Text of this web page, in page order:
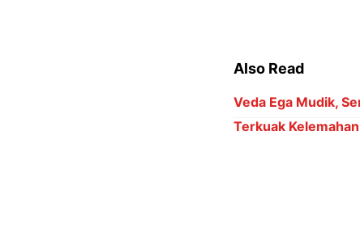
menggunakan pos
Pertanyaan besar
dimanfaatkan?